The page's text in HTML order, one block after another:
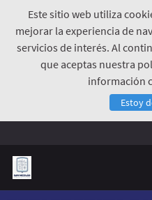
Este sitio web utiliza
mejorar la experiencia de
servicios de interés. Al
que aceptas nuestra
información
Estoy